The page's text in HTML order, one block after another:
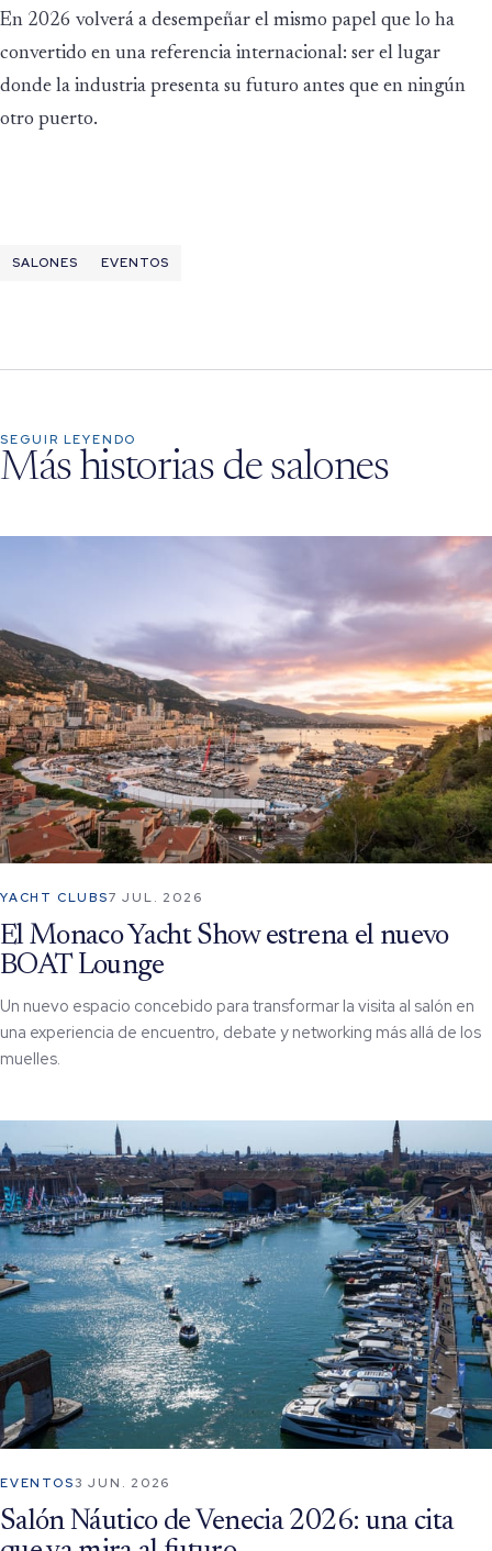
En 2026 volverá a desempeñar el mismo papel que lo ha
convertido en una referencia internacional: ser el lugar
donde la industria presenta su futuro antes que en ningún
otro puerto.
SALONES EVENTOS
SEGUIR LEYENDO
Más historias de salones
YACHT CLUBS7 JUL. 2026
El Monaco Yacht Show estrena el nuevo
BOAT Lounge
Un nuevo espacio concebido para transformar la visita al salón en
una experiencia de encuentro, debate y networking más allá de los
muelles.
EVENTOS3 JUN. 2026
Salón Náutico de Venecia 2026: una cita